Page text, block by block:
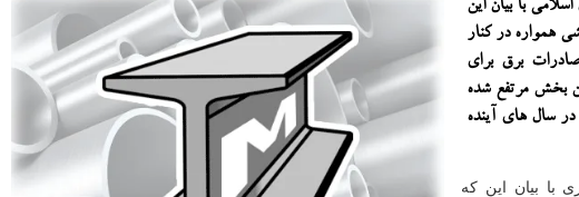
با بیان این
همواره در كنار
برق برای
بخش مرتفع شده
سال های آینده
با بیان این كه